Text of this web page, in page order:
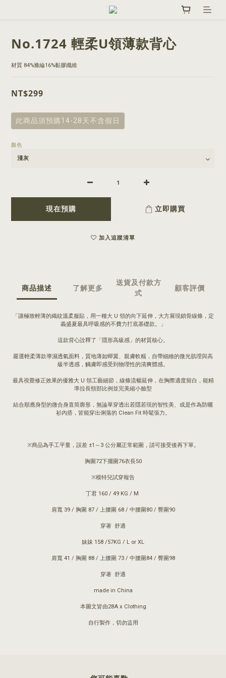
No.1724 輕柔U領薄款背心
材質 84%滌綸16%黏膠纖維
NT$299
此商品須預購14-28天不含假日
顏色
現在預購 立即購買
加入追蹤清單
商品描述 了解更多
送貨及付款方
式
顧客評價
「讓極致輕薄的織紋溫柔服貼，用一種大 U 領的向下延伸，大方展現鎖骨線條，定
義盛夏最具呼吸感的不費力打底基礎款。」
這款背心詮釋了「隱形高級感」的材質核心。
嚴選輕柔薄款導濕透氣面料，質地薄如蟬翼、親膚軟糯，自帶細緻的微光肌理與高
級半透感，觸膚即感受到物理性的清爽體感。
最具視覺修正效果的優雅大 U 領工藝細節，線條流暢延伸，在胸際適度留白，能精
準拉長頸部比例並完美縮小臉型
結合順應身型的微合身直筒廓形，無論單穿透出若隱若現的智性美、或是作為防曬
衫內搭，皆能穿出俐落的 Clean Fit 時髦張力。
※商品為手工平量，誤差 ±1～3 公分屬正常範圍，請可接受後再下單。
胸圍72下擺圍76衣長50
※模特兒試穿報告
丁君 160 / 49 KG / M
肩寬 39 / 胸圍 87 / 上腰圍 68 / 中腰圍80 / 臀圍90
穿著 舒適
妹妹 158 /57KG / L or XL
肩寬 41 / 胸圍 88 / 上腰圍 73 / 中腰圍84 / 臀圍98
穿著 舒適
made in China
本圖文皆由28A x Clothing
自行製作，切勿盜用